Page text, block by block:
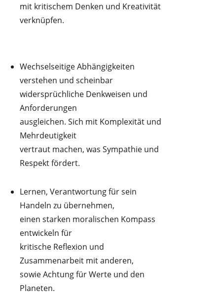
mit kritischem Denken und Kreativität
verknüpfen.
Wechselseitige Abhängigkeiten
verstehen und scheinbar
widersprüchliche Denkweisen und
Anforderungen
ausgleichen. Sich mit Komplexität und
Mehrdeutigkeit
vertraut machen, was Sympathie und
Respekt fördert.
Lernen, Verantwortung für sein
Handeln zu übernehmen,
einen starken moralischen Kompass
entwickeln für
kritische Reflexion und
Zusammenarbeit mit anderen,
sowie Achtung für Werte und den
Planeten.